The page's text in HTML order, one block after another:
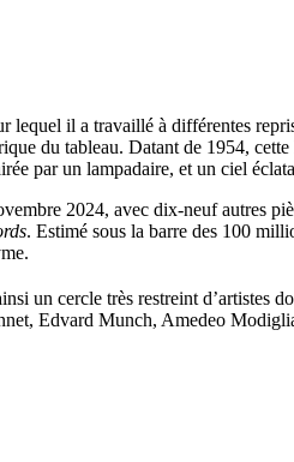
lequel il a travaillé à différentes
du tableau. Datant de 1954,
par un lampadaire, et un ciel
2024, avec dix-neuf autres
. Estimé sous la barre des 100
un cercle très restreint d’artistes
Edvard Munch, Amedeo